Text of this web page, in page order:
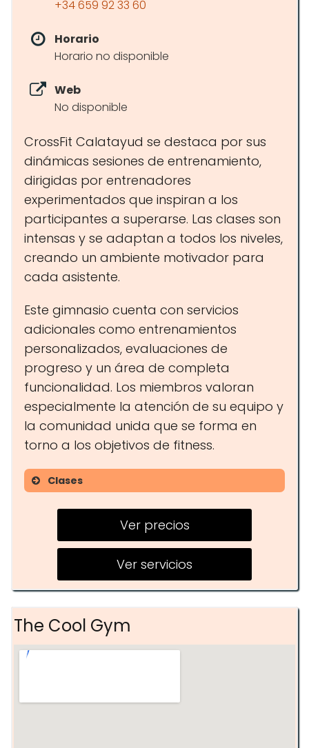
+34 659 92 33 60
Horario
Horario no disponible
Web
No disponible
CrossFit Calatayud se destaca por sus
dinámicas sesiones de entrenamiento,
dirigidas por entrenadores
experimentados que inspiran a los
participantes a superarse. Las clases son
intensas y se adaptan a todos los niveles,
creando un ambiente motivador para
cada asistente.
Este gimnasio cuenta con servicios
adicionales como entrenamientos
personalizados, evaluaciones de
progreso y un área de completa
funcionalidad. Los miembros valoran
especialmente la atención de su equipo y
la comunidad unida que se forma en
torno a los objetivos de fitness.
Clases
Entrenamiento en grupo
Entrenamiento personalizado
Evaluaciones de progreso
Ver precios
Ver servicios
The Cool Gym